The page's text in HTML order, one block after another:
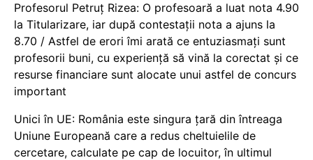
Profesorul Petruț Rizea: O profesoară a luat nota 4.90
la Titularizare, iar după contestații nota a ajuns la
8.70 / Astfel de erori îmi arată ce entuziasmați sunt
profesorii buni, cu experiență să vină la corectat și ce
resurse financiare sunt alocate unui astfel de concurs
important
Unici în UE: România este singura țară din întreaga
Uniune Europeană care a redus cheltuielile de
cercetare, calculate pe cap de locuitor, în ultimul